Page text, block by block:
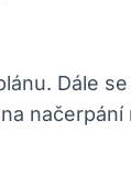
Dále
načerpání